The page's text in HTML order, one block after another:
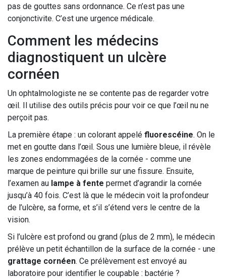
pas de gouttes sans ordonnance. Ce n’est pas une
conjonctivite. C’est une urgence médicale.
Comment les médecins
diagnostiquent un ulcère
cornéen
Un ophtalmologiste ne se contente pas de regarder votre
œil. Il utilise des outils précis pour voir ce que l’œil nu ne
perçoit pas.
La première étape : un colorant appelé fluorescéine. On le
met en goutte dans l’œil. Sous une lumière bleue, il révèle
les zones endommagées de la cornée - comme une
marque de peinture qui brille sur une fissure. Ensuite,
l’examen au lampe à fente permet d’agrandir la cornée
jusqu’à 40 fois. C’est là que le médecin voit la profondeur
de l’ulcère, sa forme, et s’il s’étend vers le centre de la
vision.
Si l’ulcère est profond ou grand (plus de 2 mm), le médecin
prélève un petit échantillon de la surface de la cornée - une
grattage cornéen. Ce prélèvement est envoyé au
laboratoire pour identifier le coupable : bactérie ?